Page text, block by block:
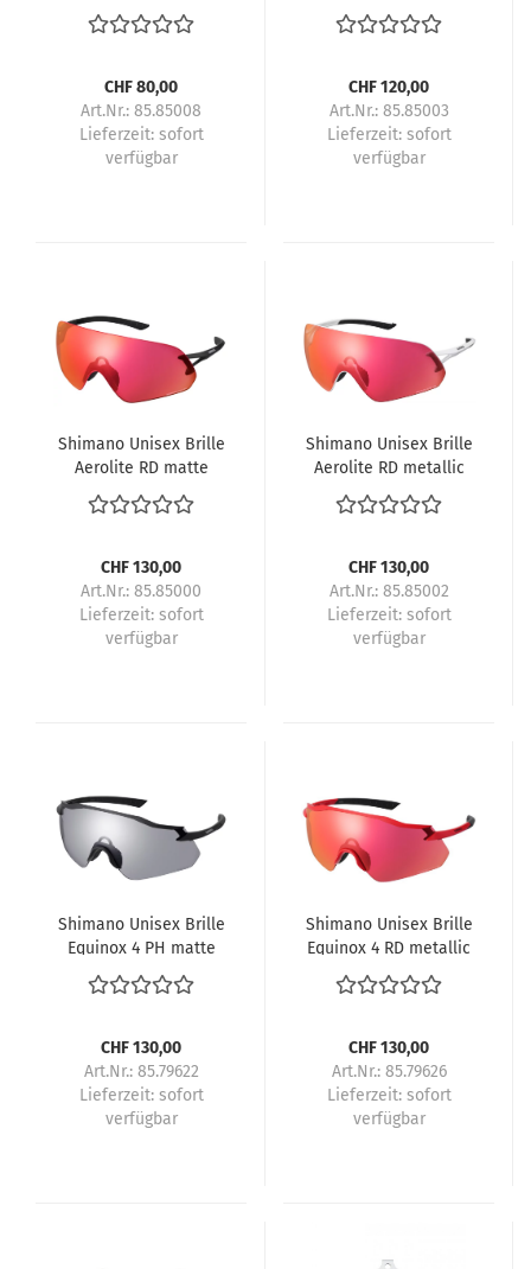
CHF 80,00
Art.Nr.: 85.85008
Lieferzeit: sofort
verfügbar
CHF 120,00
Art.Nr.: 85.85003
Lieferzeit: sofort
verfügbar
Shimano Unisex Brille
Aerolite RD matte
black
CHF 130,00
Art.Nr.: 85.85000
Lieferzeit: sofort
verfügbar
Shimano Unisex Brille
Aerolite RD metallic
white
CHF 130,00
Art.Nr.: 85.85002
Lieferzeit: sofort
verfügbar
Shimano Unisex Brille
Equinox 4 PH matte
black
CHF 130,00
Art.Nr.: 85.79622
Lieferzeit: sofort
verfügbar
Shimano Unisex Brille
Equinox 4 RD metallic
red
CHF 130,00
Art.Nr.: 85.79626
Lieferzeit: sofort
verfügbar